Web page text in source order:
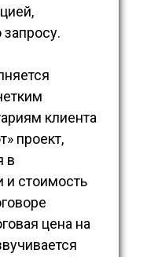
клиента
проект,
в
и стоимость
цена на